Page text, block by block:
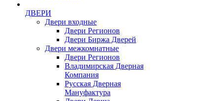
ДВЕРИ
Двери входные
Двери Регионов
Двери Биржа Дверей
Двери межкомнатные
Двери Регионов
Владимирская Дверная
Компания
Русская Дверная
Мануфактура